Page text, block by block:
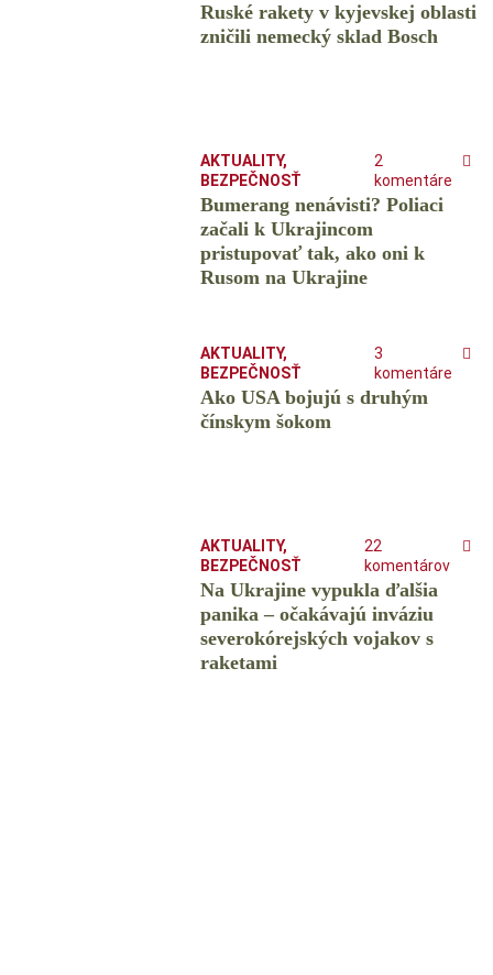
Ruské rakety v kyjevskej oblasti
zničili nemecký sklad Bosch
AKTUALITY,
BEZPEČNOSŤ
2
komentáre
Bumerang nenávisti? Poliaci
začali k Ukrajincom
pristupovať tak, ako oni k
Rusom na Ukrajine
AKTUALITY,
BEZPEČNOSŤ
3
komentáre
Ako USA bojujú s druhým
čínskym šokom
AKTUALITY,
BEZPEČNOSŤ
22
komentárov
Na Ukrajine vypukla ďalšia
panika – očakávajú inváziu
severokórejských vojakov s
raketami